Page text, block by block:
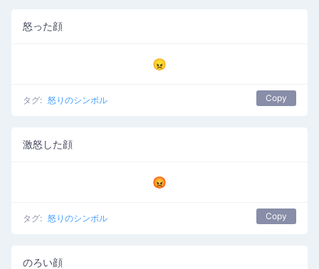
怒った顔
😠
タグ: 怒りのシンボル Copy
激怒した顔
😡
タグ: 怒りのシンボル Copy
のろい顔